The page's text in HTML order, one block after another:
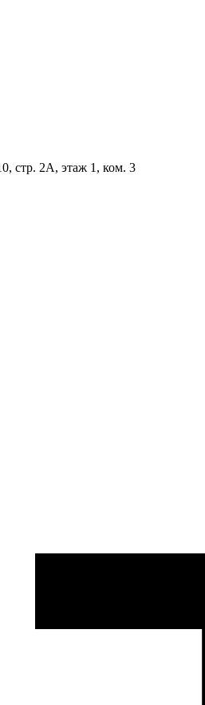
стр. 2А, этаж 1, ком. 3